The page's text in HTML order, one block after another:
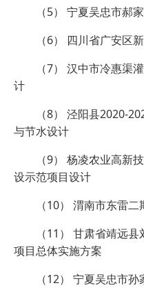
（5） 宁夏吴忠市郝
（6） 四川省广安区
（7） 汉中市冷惠渠
计
（8） 泾阳县2020-
与节水设计
（9） 杨凌农业高新
设示范项目设计
（10） 渭南市东雷
（11） 甘肃省靖远
项目总体实施方案
（12） 宁夏吴忠市